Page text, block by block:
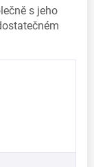
s jeho